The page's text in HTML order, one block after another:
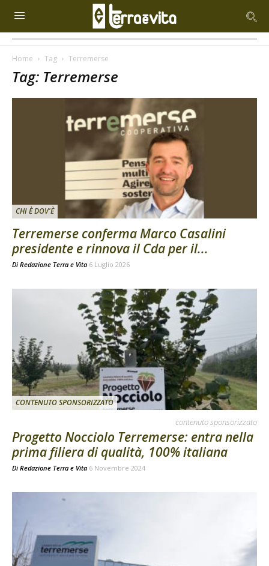
Home Tag Terremerse
Tag: Terremerse
CHI È DOV'È
Terremerse conferma Marco Casalini
presidente e rinnova il Cda per il...
Di Redazione Terra e Vita 6 Luglio 2026
CONTENUTO SPONSORIZZATO
contenuto sponsorizzato
Progetto Nocciolo Terremerse: entra nella
prima filiera di qualità, 100% italiana
Di Redazione Terra e Vita 6 Novembre 2024